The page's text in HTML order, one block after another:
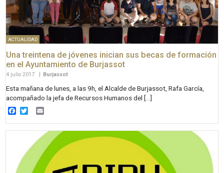
ACTUALIDAD
Una treintena de jóvenes inician sus becas de formación
en el Ayuntamiento de Burjassot
4 julio 2017 Burjassot
Esta mañana de lunes, a las 9h, el Alcalde de Burjassot, Rafa García,
acompañado la jefa de Recursos Humanos del […]
Facebook
Twitter